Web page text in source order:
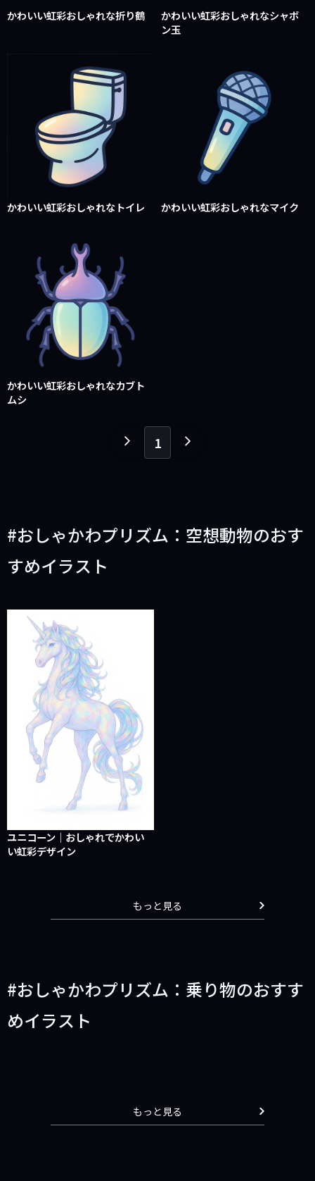
かわいい虹彩おしゃれな折り鶴
かわいい虹彩おしゃれなシャボ
ン玉
かわいい虹彩おしゃれなトイレ かわいい虹彩おしゃれなマイク
かわいい虹彩おしゃれなカブト
ムシ
る
1
む
おしゃかわプリズム：空想動物のおす
すめイラスト
ユニコーン｜おしゃれでかわい
い虹彩デザイン
もっと見る
おしゃかわプリズム：乗り物のおすす
めイラスト
もっと見る